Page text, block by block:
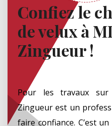
Confiez le
de velux à
Zingueur !
Pour les travaux sur
Zingueur est un
faire confiance. C’est